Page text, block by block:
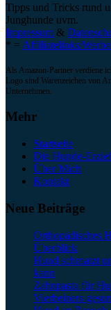
Tipps und Tricks rund
Junghunde uvm.
Impressum &
* = Affiliatelinks/
Als Amazon-Partner verdiene
Logo sind Warenzeichen von
Unternehmen.
Mehr
Startseite
Die Hunde-
Über Mich
Kontakt
Neue Beiträge
Orthopädisches
Überblick
Hund schmatzt
kann
Zahnpasta für
Vierbeiners